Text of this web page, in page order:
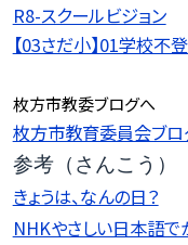
R8-スクールビジョン
【03さだ小】01学校不
枚方市教委ブログへ
枚方市教育委員会ブロ
参考（さんこう）
きょうは、なんの日？
NHKやさしい日本語で